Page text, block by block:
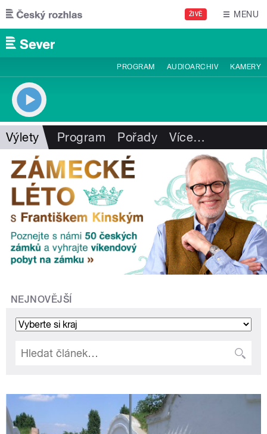
Přejít k hlavnímu obsahu
ŽIVĚ MENU
PROGRAM AUDIOARCHIV KAMERY
Výlety Program Pořady Více…
NEJNOVĚJŠÍ